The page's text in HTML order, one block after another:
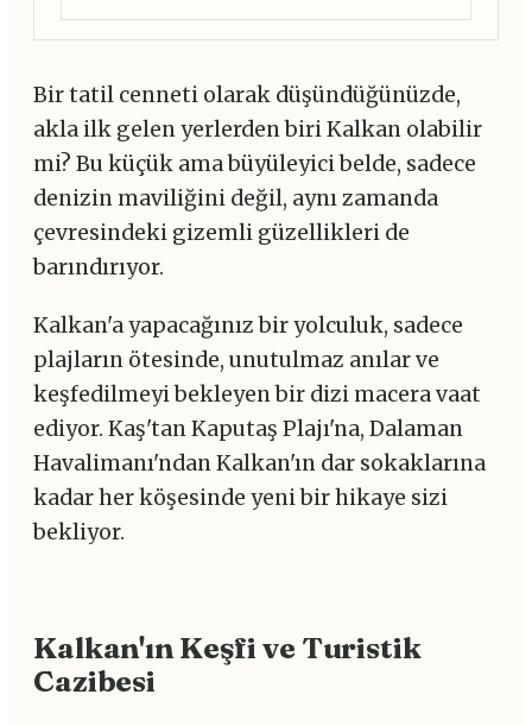
Bir tatil cenneti olarak düşündüğünüzde,
akla ilk gelen yerlerden biri Kalkan olabilir
mi? Bu küçük ama büyüleyici belde, sadece
denizin maviliğini değil, aynı zamanda
çevresindeki gizemli güzellikleri de
barındırıyor.
Kalkan'a yapacağınız bir yolculuk, sadece
plajların ötesinde, unutulmaz anılar ve
keşfedilmeyi bekleyen bir dizi macera vaat
ediyor. Kaş'tan Kaputaş Plajı'na, Dalaman
Havalimanı'ndan Kalkan'ın dar sokaklarına
kadar her köşesinde yeni bir hikaye sizi
bekliyor.
Kalkan'ın Keşfi ve Turistik
Cazibesi